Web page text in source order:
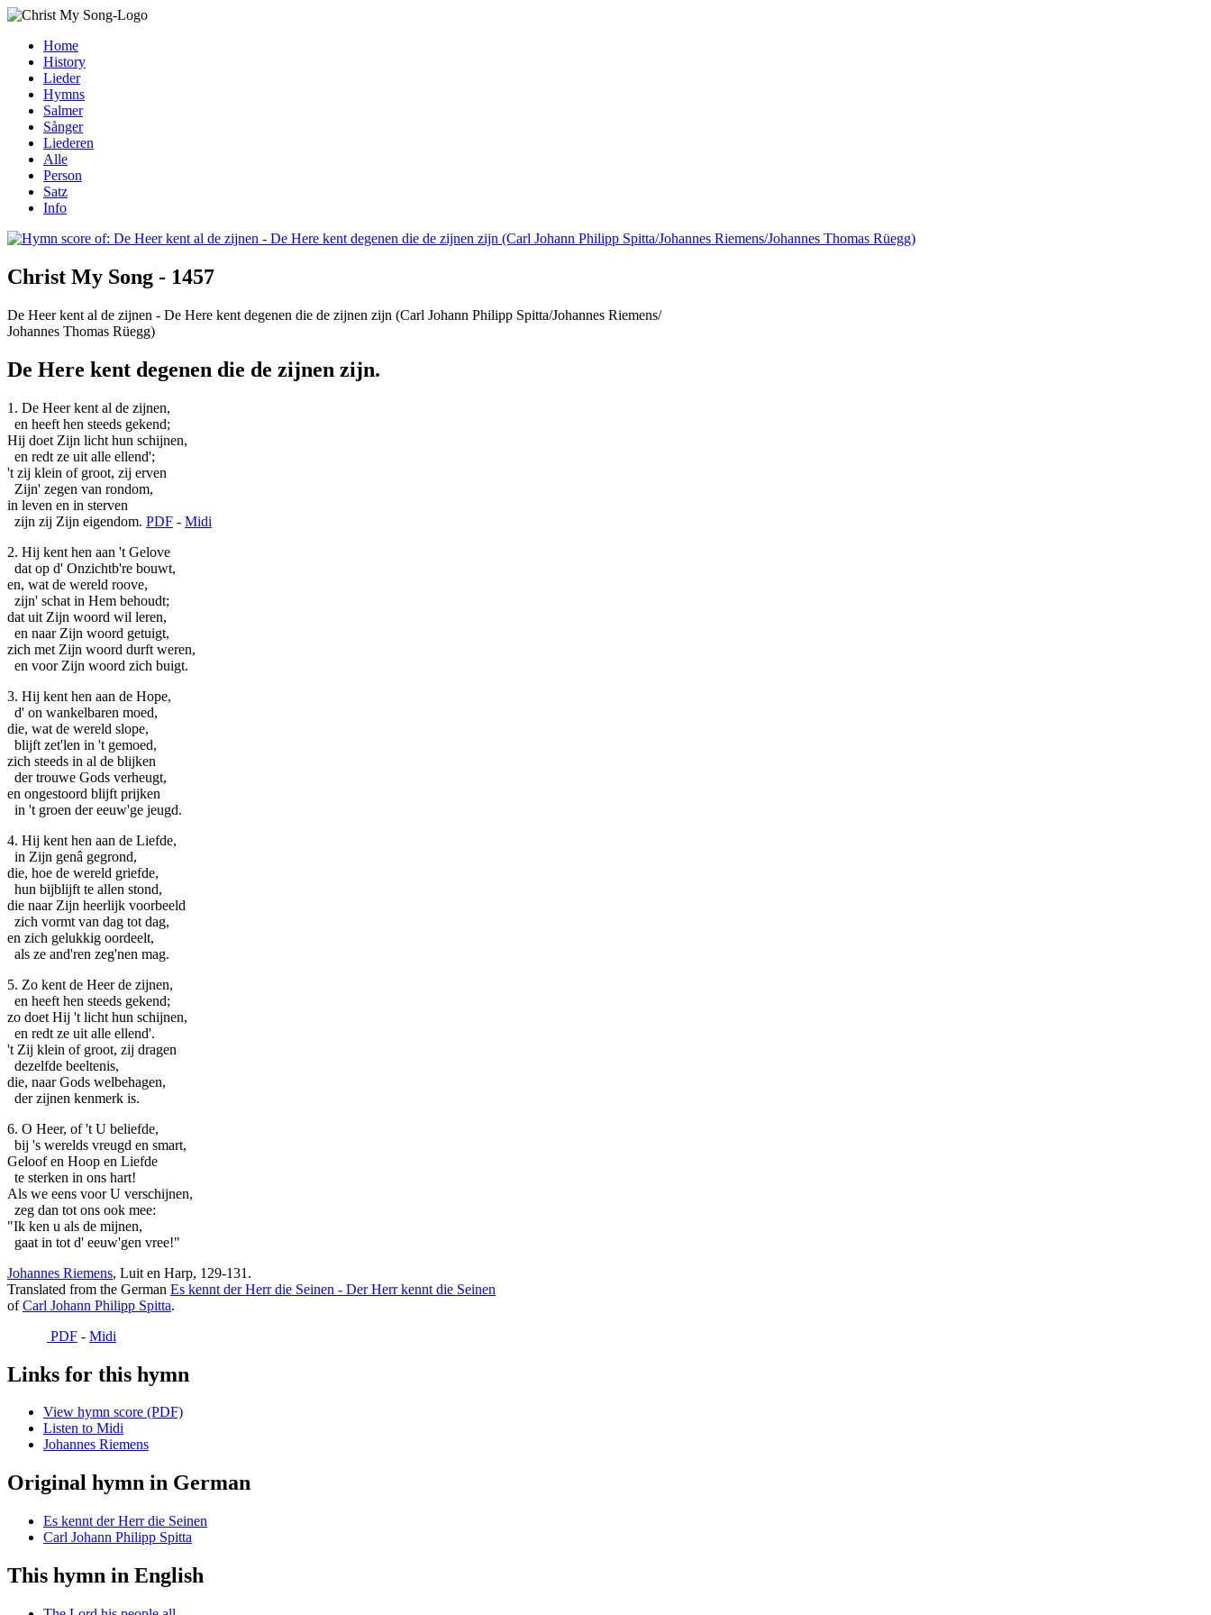
Home
History
Lieder
Hymns
Salmer
Sånger
Liederen
Alle
Person
Satz
Info
Christ My Song - 1457
De Heer kent al de zijnen - De Here kent degenen die de zijnen zijn (Carl Johann Philipp Spitta/Johannes Riemens/
Johannes Thomas Rüegg)
De Here kent degenen die de zijnen zijn.
1. De Heer kent al de zijnen,
en heeft hen steeds gekend;
Hij doet Zijn licht hun schijnen,
en redt ze uit alle ellend';
't zij klein of groot, zij erven
Zijn' zegen van rondom,
in leven en in sterven
zijn zij Zijn eigendom. PDF - Midi
2. Hij kent hen aan 't Gelove
dat op d' Onzichtb're bouwt,
en, wat de wereld roove,
zijn' schat in Hem behoudt;
dat uit Zijn woord wil leren,
en naar Zijn woord getuigt,
zich met Zijn woord durft weren,
en voor Zijn woord zich buigt.
3. Hij kent hen aan de Hope,
d' on wankelbaren moed,
die, wat de wereld slope,
blijft zet'len in 't gemoed,
zich steeds in al de blijken
der trouwe Gods verheugt,
en ongestoord blijft prijken
in 't groen der eeuw'ge jeugd.
4. Hij kent hen aan de Liefde,
in Zijn genâ gegrond,
die, hoe de wereld griefde,
hun bijblijft te allen stond,
die naar Zijn heerlijk voorbeeld
zich vormt van dag tot dag,
en zich gelukkig oordeelt,
als ze and'ren zeg'nen mag.
5. Zo kent de Heer de zijnen,
en heeft hen steeds gekend;
zo doet Hij 't licht hun schijnen,
en redt ze uit alle ellend'.
't Zij klein of groot, zij dragen
dezelfde beeltenis,
die, naar Gods welbehagen,
der zijnen kenmerk is.
6. O Heer, of 't U beliefde,
bij 's werelds vreugd en smart,
Geloof en Hoop en Liefde
te sterken in ons hart!
Als we eens voor U verschijnen,
zeg dan tot ons ook mee:
"Ik ken u als de mijnen,
gaat in tot d' eeuw'gen vree!"
Johannes Riemens, Luit en Harp, 129-131.
Translated from the German Es kennt der Herr die Seinen - Der Herr kennt die Seinen
ofCarl Johann Philipp Spitta.
PDF - Midi
Links for this hymn
View hymn score (PDF)
Listen to Midi
Johannes Riemens
Original hymn in German
Es kennt der Herr die Seinen
Carl Johann Philipp Spitta
This hymn in English